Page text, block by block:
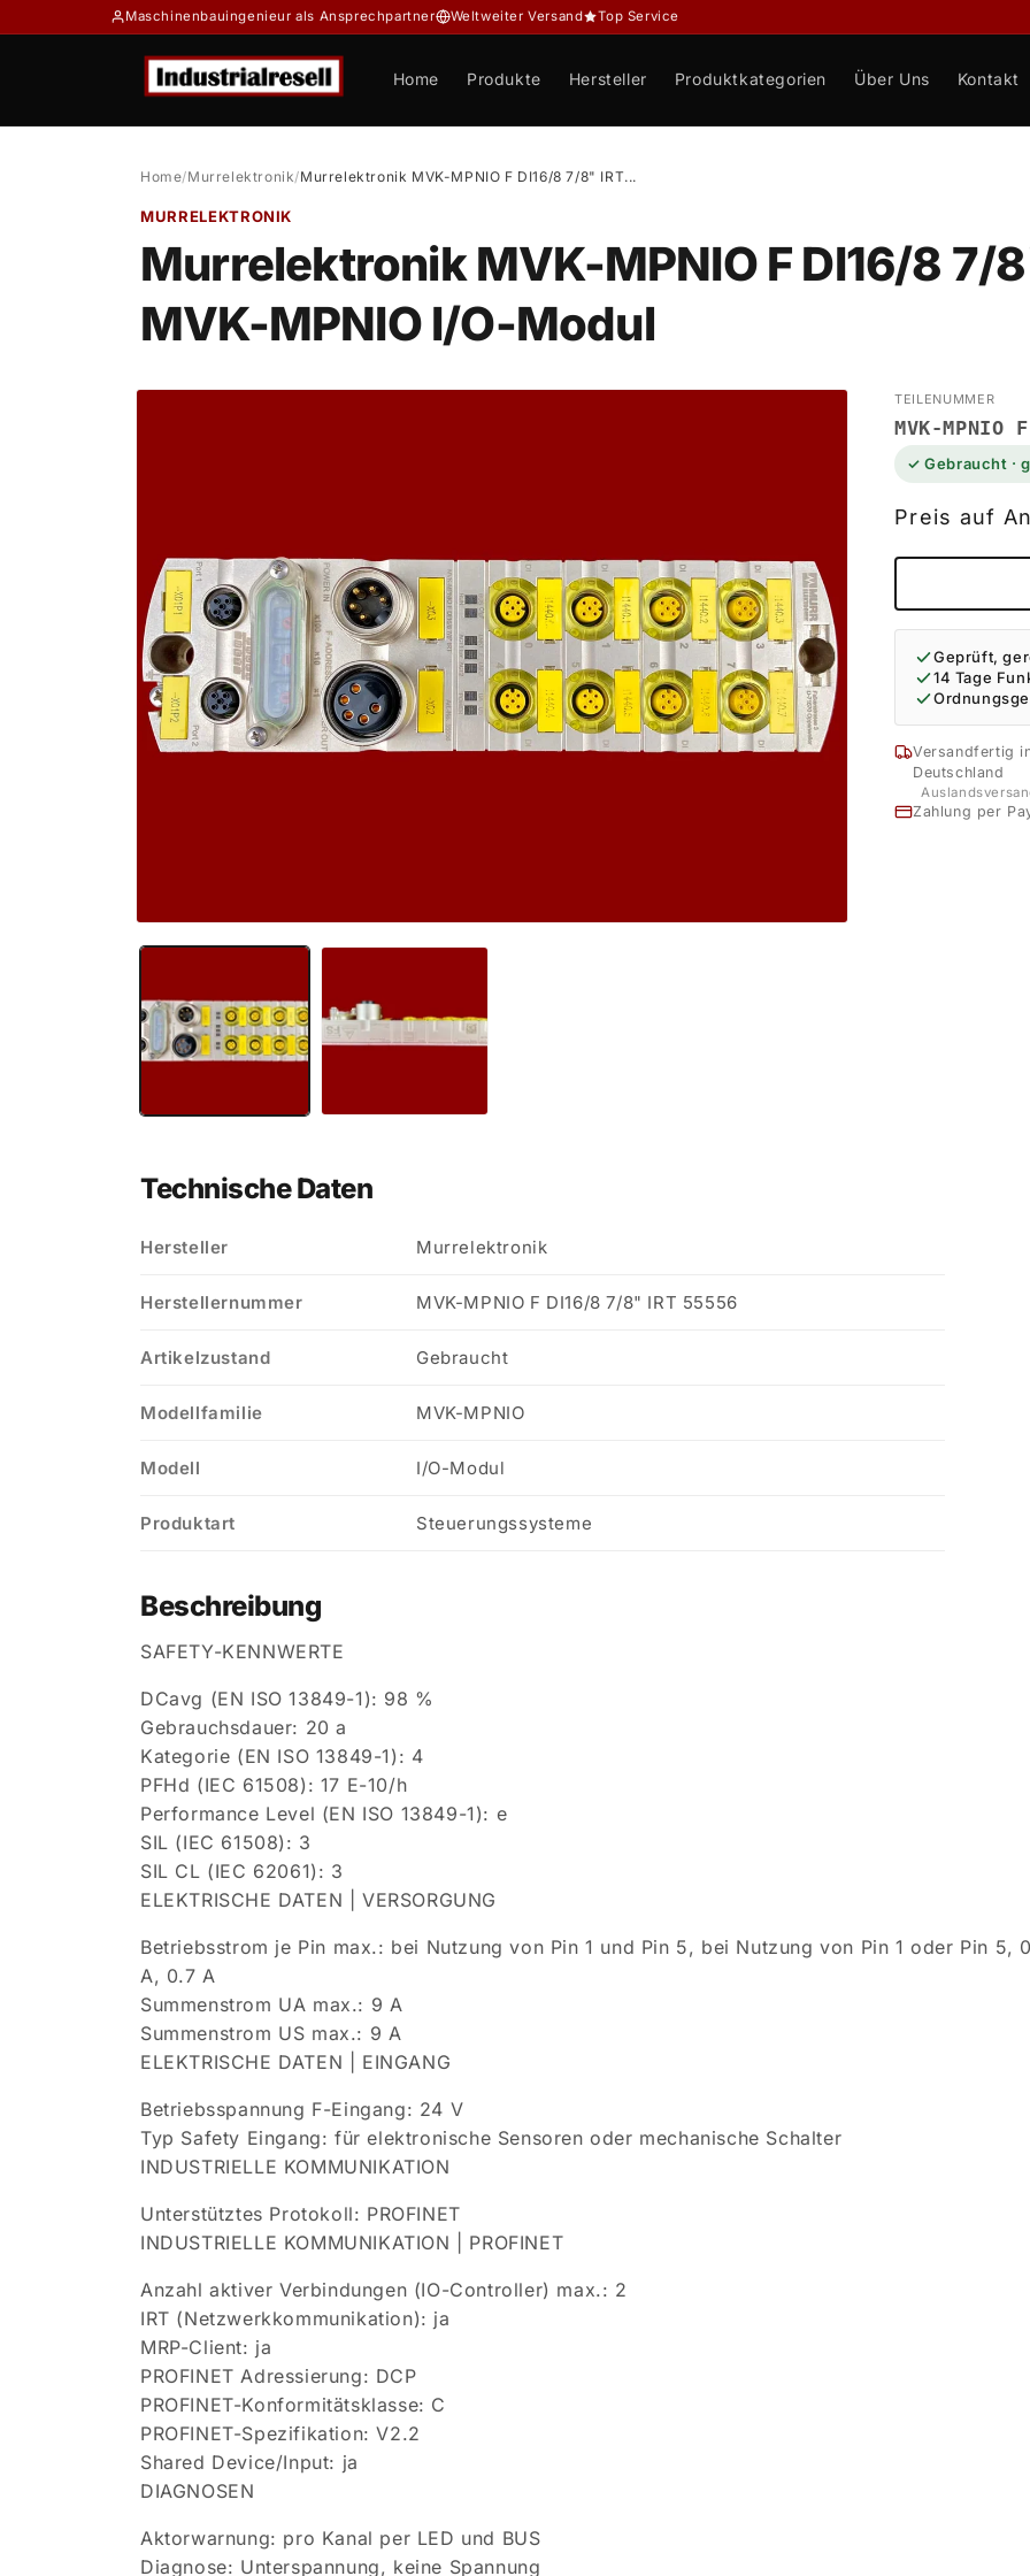
Maschinenbauingenieur als Ansprechpartner Weltweiter Versand Top Service
Home Produkte Hersteller Produktkategorien Über Uns Kontakt
Home/Murrelektronik/Murrelektronik MVK-MPNIO F DI16/8 7/8" IRT...
MURRELEKTRONIK
Murrelektronik MVK-MPNIO F DI16/8 7/
MVK-MPNIO I/O-Modul
TEILENUMMER
MVK-
✓ Gebraucht ·
Preis auf
Geprüft,
14 Tage
Versandfertig
Deutschland
Zahlung per
Technische Daten
Hersteller Murrelektronik
Herstellernummer MVK-MPNIO F DI16/8 7/8" IRT 55556
Artikelzustand Gebraucht
Modellfamilie MVK-MPNIO
Modell I/O-Modul
Produktart Steuerungssysteme
Beschreibung
SAFETY-KENNWERTE
DCavg (EN ISO 13849-1): 98 %
Gebrauchsdauer: 20 a
Kategorie (EN ISO 13849-1): 4
PFHd (IEC 61508): 17 E-10/h
Performance Level (EN ISO 13849-1): e
SIL (IEC 61508): 3
SIL CL (IEC 62061): 3
ELEKTRISCHE DATEN | VERSORGUNG
Betriebsstrom je Pin max.: bei Nutzung von Pin 1 und Pin 5, bei Nutzung von Pin 1 oder Pin 5,
A, 0.7 A
Summenstrom UA max.: 9 A
Summenstrom US max.: 9 A
ELEKTRISCHE DATEN | EINGANG
Betriebsspannung F-Eingang: 24 V
Typ Safety Eingang: für elektronische Sensoren oder mechanische Schalter
INDUSTRIELLE KOMMUNIKATION
Unterstütztes Protokoll: PROFINET
INDUSTRIELLE KOMMUNIKATION | PROFINET
Anzahl aktiver Verbindungen (IO-Controller) max.: 2
IRT (Netzwerkkommunikation): ja
MRP-Client: ja
PROFINET Adressierung: DCP
PROFINET-Konformitätsklasse: C
PROFINET-Spezifikation: V2.2
Shared Device/Input: ja
DIAGNOSEN
Aktorwarnung: pro Kanal per LED und BUS
Diagnose: Unterspannung, keine Spannung